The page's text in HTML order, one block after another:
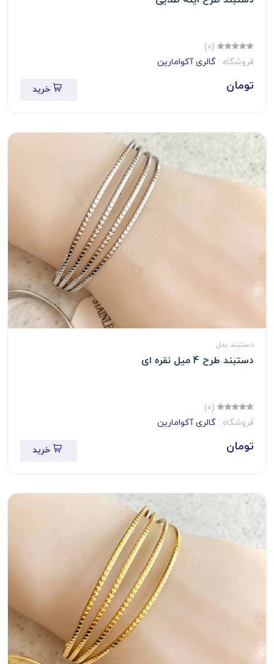
(0)
فروشگاه : گالری آکوامارین
تومان خرید
دستبند بدل
دستبند طرح 4 میل نقره ای
(0)
فروشگاه : گالری آکوامارین
تومان خرید